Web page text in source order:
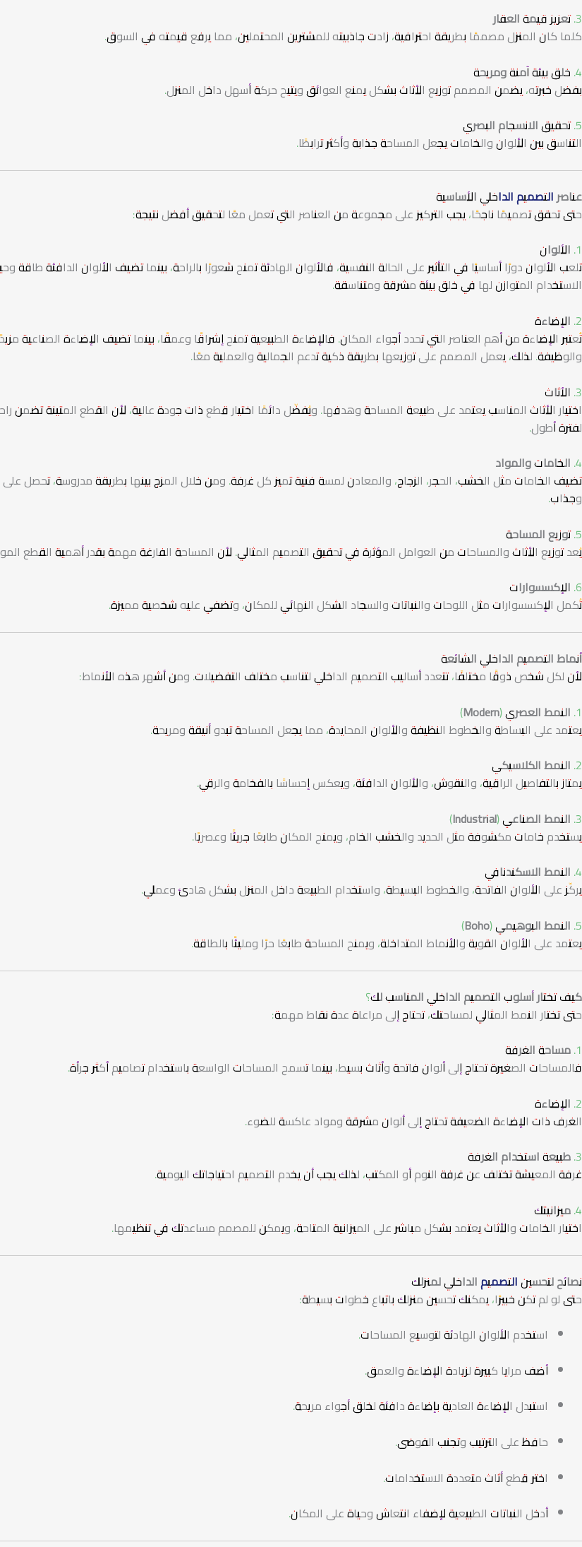
3. تعزيز قيمة العقار
كلما كان المنزل مصممًا بطريقة احترافية، زادت جاذبيته للمشترين المحتملين، مما يرفع قيمته في السوق.
4. خلق بيئة آمنة ومريحة
بفضل خبرته، يضمن المصمم توزيع الأثاث بشكل يمنع العوائق ويتيح حركة أسهل داخل المنزل.
5. تحقيق الانسجام البصري
التناسق بين الألوان والخامات يجعل المساحة جذابة وأكثر ترابطًا.
عناصرالتصميم الداخليالأساسية
حتى تحقق تصميمًا ناجحًا، يجب التركيز على مجموعة من العناصر التي تعمل معًا لتحقيق أفضل نتيجة:
1. الألوان
تلعب الألوان دورًا أساسيًا في التأثير على الحالة النفسية، فالألوان الهادئة تمنح شعورًا بالراحة، بينما تضيف الألوان الدافئة طاقة
الاستخدام المتوازن لها في خلق بيئة مشرقة ومتناسقة.
2. الإضاءة
تُعتبر الإضاءة من أهم العناصر التي تحدد أجواء المكان. فالإضاءة الطبيعية تمنح إشراقًا وعمقًا، بينما تضيف الإضاءة الصناعية
والوظيفة. لذلك، يعمل المصمم على توزيعها بطريقة ذكية تدعم الجمالية والعملية معًا.
3. الأثاث
اختيار الأثاث المناسب يعتمد على طبيعة المساحة وهدفها. ويُفضّل دائمًا اختيار قطع ذات جودة عالية، لأن القطع المتينة تضمن
لفترة أطول.
4. الخامات والمواد
تضيف الخامات مثل الخشب، الحجر، الزجاج، والمعادن لمسة فنية تميز كل غرفة. ومن خلال المزج بينها بطريقة مدروسة، تحصل
وجذاب.
5. توزيع المساحة
يُعد توزيع الأثاث والمساحات من العوامل المؤثرة في تحقيق التصميم المثالي. لأن المساحة الفارغة مهمة بقدر أهمية القطع
6. الإكسسوارات
تُكمل الإكسسوارات مثل اللوحات والنباتات والسجاد الشكل النهائي للمكان، وتضفي عليه شخصية مميزة.
أنماط التصميم الداخلي الشائعة
لأن لكل شخص ذوقًا مختلفًا، تتعدد أساليب التصميم الداخلي لتناسب مختلف التفضيلات. ومن أشهر هذه الأنماط:
1. النمط العصري (Modern)
يعتمد على البساطة والخطوط النظيفة والألوان المحايدة، مما يجعل المساحة تبدو أنيقة ومريحة.
2. النمط الكلاسيكي
يمتاز بالتفاصيل الراقية، والنقوش، والألوان الدافئة، ويعكس إحساسًا بالفخامة والرقي.
3. النمط الصناعي (Industrial)
يستخدم خامات مكشوفة مثل الحديد والخشب الخام، ويمنح المكان طابعًا جريئًا وعصريًا.
4. النمط الاسكندنافي
يركّز على الألوان الفاتحة، والخطوط البسيطة، واستخدام الطبيعة داخل المنزل بشكل هادئ وعملي.
5. النمط البوهيمي (Boho)
يعتمد على الألوان القوية والأنماط المتداخلة، ويمنح المساحة طابعًا حرًا ومليئًا بالطاقة.
كيف تختار أسلوب التصميم الداخلي المناسب لك؟
حتى تختار النمط المثالي لمساحتك، تحتاج إلى مراعاة عدة نقاط مهمة:
1. مساحة الغرفة
فالمساحات الصغيرة تحتاج إلى ألوان فاتحة وأثاث بسيط، بينما تسمح المساحات الواسعة باستخدام تصاميم أكثر جرأة.
2. الإضاءة
الغرف ذات الإضاءة الضعيفة تحتاج إلى ألوان مشرقة ومواد عاكسة للضوء.
3. طبيعة استخدام الغرفة
غرفة المعيشة تختلف عن غرفة النوم أو المكتب، لذلك يجب أن يخدم التصميم احتياجاتك اليومية.
4. ميزانيتك
اختيار الخامات والأثاث يعتمد بشكل مباشر على الميزانية المتاحة، ويمكن للمصمم مساعدتك في تنظيمها.
نصائح لتحسينالتصميمالداخلي لمنزلك
حتى لو لم تكن خبيرًا، يمكنك تحسين منزلك باتباع خطوات بسيطة:
استخدم الألوان الهادئة لتوسيع المساحات.
أضف مرايا كبيرة لزيادة الإضاءة والعمق.
استبدل الإضاءة العادية بإضاءة دافئة لخلق أجواء مريحة.
حافظ على الترتيب وتجنب الفوضى.
اختر قطع أثاث متعددة الاستخدامات.
أدخل النباتات الطبيعية لإضفاء انتعاش وحياة على المكان.